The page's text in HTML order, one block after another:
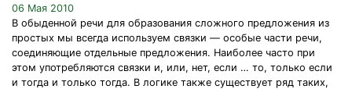
06 Мая 2010
В обыденной речи для образования сложного предложения из
простых мы всегда используем связки — особые части речи,
соединяющие отдельные предложения. Наиболее часто при
этом употребляются связки и, или, нет, если … то, только если
и тогда и только тогда. В логике также существует ряд таких,